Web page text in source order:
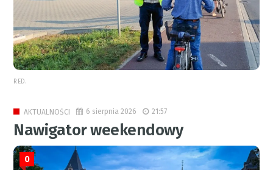
RED.
AKTUALNOŚCI 6 sierpnia 2026 21:57
Nawigator weekendowy
0